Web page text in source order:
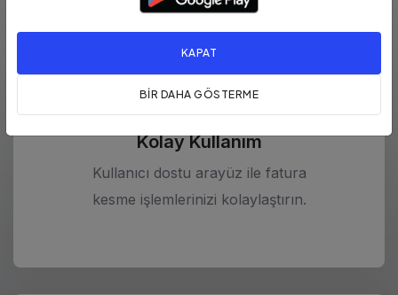
Kolay Kullanım
Kullanıcı dostu arayüz ile fatura
kesme işlemlerinizi kolaylaştırın.
KAPAT
BIR DAHA GÖSTERME